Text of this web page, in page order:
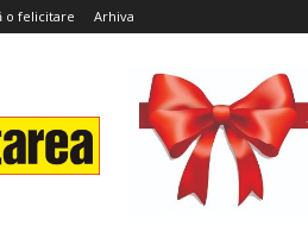
o felicitare Arhiva